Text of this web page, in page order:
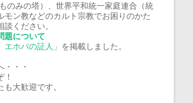
のみの塔）、世界平和統一家庭連合（統
モン教などのカルト宗教でお困りのかた
ください。
題について
エホバの証人」 を掲載しました。
・・・
大歓迎です。